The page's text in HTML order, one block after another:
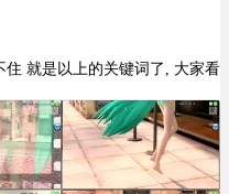
就是以上的关键词了, 大家看